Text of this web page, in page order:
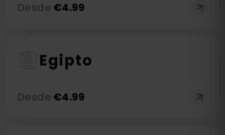
Desde €4.99
Egipto
Desde €4.99